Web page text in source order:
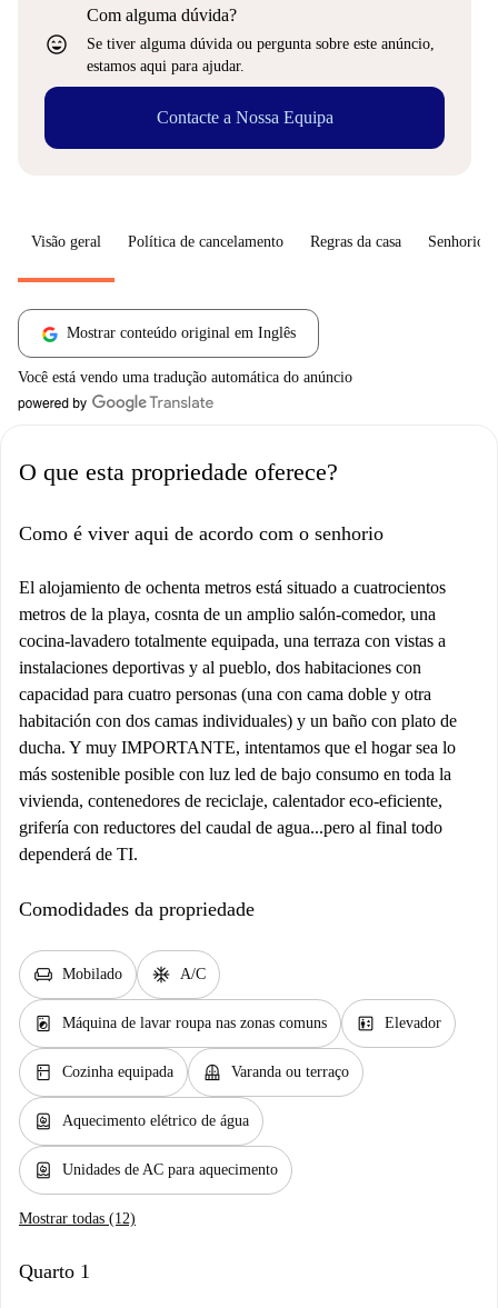
sentiment_very_satisfied
Com alguma dúvida?
Se tiver alguma dúvida ou pergunta sobre este anúncio,
estamos aqui para ajudar.
Contacte a Nossa Equipa
Visão geral Política de cancelamento Regras da casa Senhorio
Mostrar conteúdo original em Inglês
Você está vendo uma tradução automática do anúncio
O que esta propriedade oferece?
Como é viver aqui de acordo com o senhorio
El alojamiento de ochenta metros está situado a cuatrocientos
metros de la playa, cosnta de un amplio salón-comedor, una
cocina-lavadero totalmente equipada, una terraza con vistas a
instalaciones deportivas y al pueblo, dos habitaciones con
capacidad para cuatro personas (una con cama doble y otra
habitación con dos camas individuales) y un baño con plato de
ducha. Y muy IMPORTANTE, intentamos que el hogar sea lo
más sostenible posible con luz led de bajo consumo en toda la
vivienda, contenedores de reciclaje, calentador eco-eficiente,
grifería con reductores del caudal de agua...pero al final todo
dependerá de TI.
Comodidades da propriedade
chair Mobilado ac_unit A/C
local_laundry_service Máquina de lavar roupa nas zonas comuns elevator Elevador
kitchen Cozinha equipada balcony Varanda ou terraço
water_heater Aquecimento elétrico de água
water_heater Unidades de AC para aquecimento
Mostrar todas (12)
Quarto 1